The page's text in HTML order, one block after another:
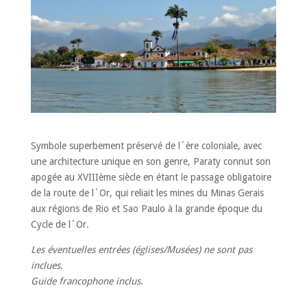
Symbole superbement préservé de l´ère coloniale, avec
une architecture unique en son genre, Paraty connut son
apogée au XVIIIème siècle en étant le passage obligatoire
de la route de l´Or, qui reliait les mines du Minas Gerais
aux régions de Rio et Sao Paulo à la grande époque du
Cycle de l´Or.
Les éventuelles entrées (églises/Musées) ne sont pas
inclues.
Guide francophone inclus.